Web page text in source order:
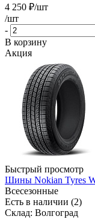
4 250 ₽/шт
/шт
-
В корзину
Акция
Быстрый просмотр
Шины Nokian Tyres
Всесезонные
Есть в наличии (2)
Склад: Волгоград